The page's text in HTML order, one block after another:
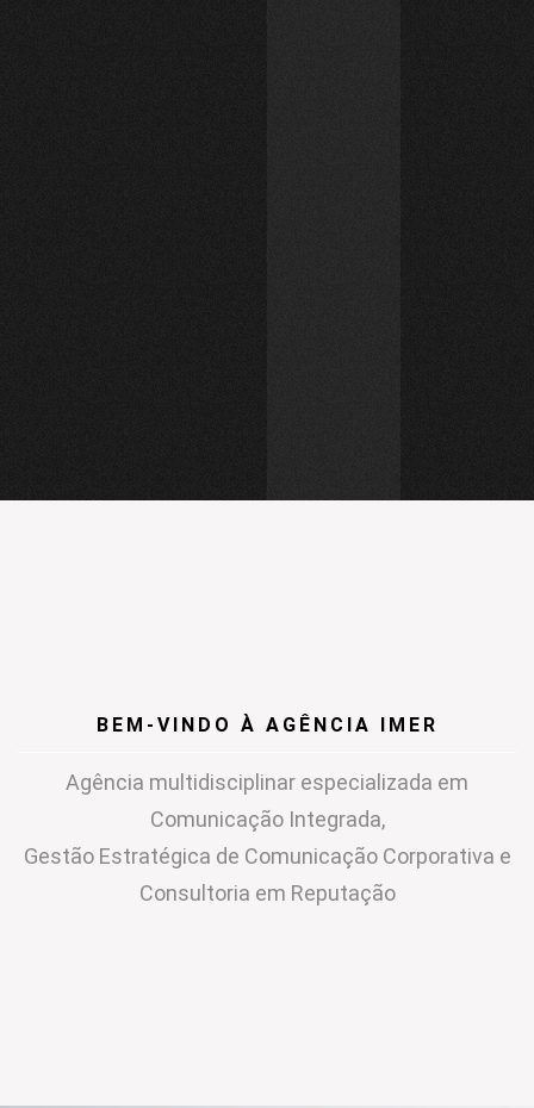
BEM-VINDO À AGÊNCIA IMER
Agência multidisciplinar especializada em
Comunicação Integrada,
Gestão Estratégica de Comunicação Corporativa e
Consultoria em Reputação